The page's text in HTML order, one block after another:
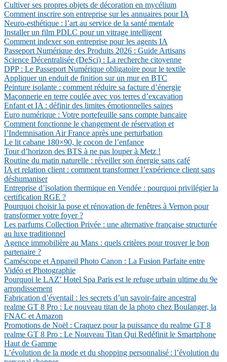
Cultiver ses propres objets de décoration en mycélium
Comment inscrire son entreprise sur les annuaires pour IA
Neuro-esthétique : l’art au service de la santé mentale
Installer un film PDLC pour un vitrage intelligent
Comment indexer son entreprise pour les agents IA
Passeport Numérique des Produits 2026 : Guide Artisans
Science Décentralisée (DeSci) : La recherche citoyenne
DPP : Le Passeport Numérique obligatoire pour le textile
Appliquer un enduit de finition sur un mur en BTC
Peinture isolante : comment réduire sa facture d’énergie
Maçonnerie en terre coulée avec vos terres d’excavation
Enfant et IA : définir des limites émotionnelles saines
Euro numérique : Votre portefeuille sans compte bancaire
Comment fonctionne le changement de réservation et
l’Indemnisation Air France après une perturbation
Le lit cabane 180×90, le cocon de l’enfance
Tour d’horizon des BTS à ne pas louper à Metz !
Routine du matin naturelle : réveiller son énergie sans café
IA et relation client : comment transformer l’expérience client sans
déshumaniser
Entreprise d’isolation thermique en Vendée : pourquoi privilégier la
certification RGE ?
Pourquoi choisir la pose et rénovation de fenêtres à Vernon pour
transformer votre foyer ?
Les parfums Collection Privée : une alternative française structurée
au luxe traditionnel
Agence immobilière au Mans : quels critères pour trouver le bon
partenaire ?
Caméscope et Appareil Photo Canon : La Fusion Parfaite entre
Vidéo et Photographie
Pourquoi le LAZ’ Hotel Spa Paris est le refuge urbain ultime du 9e
arrondissement
Fabrication d’éventail : les secrets d’un savoir-faire ancestral
realme GT 8 Pro : Le nouveau titan de la photo chez Boulanger, la
FNAC et Amazon
Promotions de Noël : Craquez pour la puissance du realme GT 8
realme GT 8 Pro : Le Nouveau Titan Qui Redéfinit le Smartphone
Haut de Gamme
L’évolution de la mode et du shopping personnalisé : l’évolution du